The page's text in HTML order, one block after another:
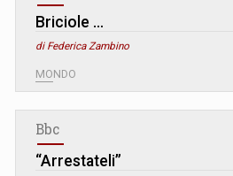
Briciole …
di Federica Zambino
MONDO
Bbc
“Arrestateli”